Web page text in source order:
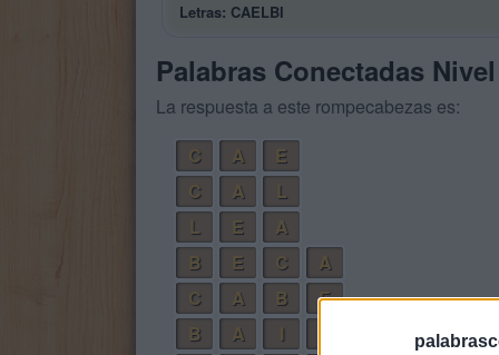
Letras: CAELBI
Palabras Conectadas
La respuesta a este rompecabezas es:
C
A
E
C
A
L
L
E
A
B
E C
A
C
A B
E
B
A